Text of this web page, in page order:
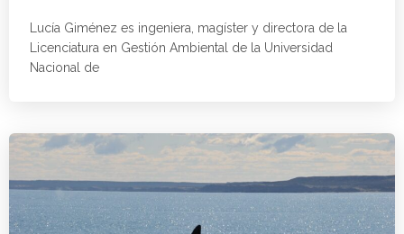
Lucía Giménez es ingeniera, magíster y directora de la
Licenciatura en Gestión Ambiental de la Universidad
Nacional de